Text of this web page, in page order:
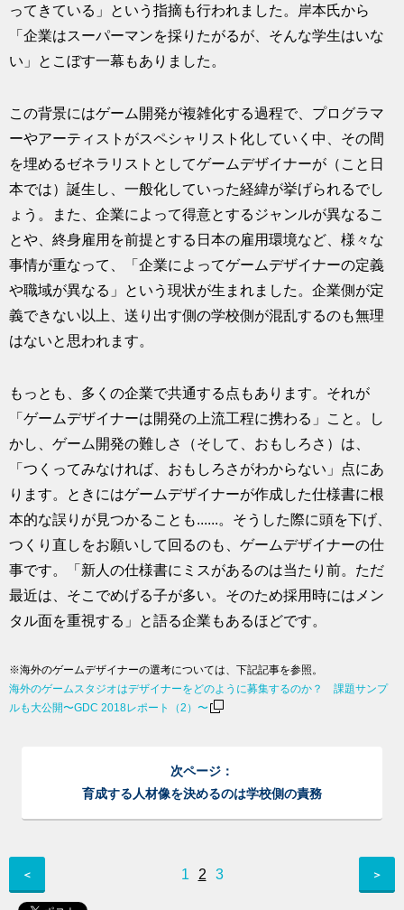
ってきている」という指摘も行われました。岸本氏から
「企業はスーパーマンを採りたがるが、そんな学生はいな
い」とこぼす一幕もありました。
この背景にはゲーム開発が複雑化する過程で、プログラマ
ーやアーティストがスペシャリスト化していく中、その間
を埋めるゼネラリストとしてゲームデザイナーが（こと日
本では）誕生し、一般化していった経緯が挙げられるでし
ょう。また、企業によって得意とするジャンルが異なるこ
とや、終身雇用を前提とする日本の雇用環境など、様々な
事情が重なって、「企業によってゲームデザイナーの定義
や職域が異なる」という現状が生まれました。企業側が定
義できない以上、送り出す側の学校側が混乱するのも無理
はないと思われます。
もっとも、多くの企業で共通する点もあります。それが
「ゲームデザイナーは開発の上流工程に携わる」こと。し
かし、ゲーム開発の難しさ（そして、おもしろさ）は、
「つくってみなければ、おもしろさがわからない」点にあ
ります。ときにはゲームデザイナーが作成した仕様書に根
本的な誤りが見つかることも......。そうした際に頭を下げ、
つくり直しをお願いして回るのも、ゲームデザイナーの仕
事です。「新人の仕様書にミスがあるのは当たり前。ただ
最近は、そこでめげる子が多い。そのため採用時にはメン
タル面を重視する」と語る企業もあるほどです。
※海外のゲームデザイナーの選考については、下記記事を参照。
海外のゲームスタジオはデザイナーをどのように募集するのか？ 課題サンプ
ルも大公開〜GDC 2018レポート（2）〜
次ページ：
育成する人材像を決めるのは学校側の責務
＜ 1 2 3 ＞